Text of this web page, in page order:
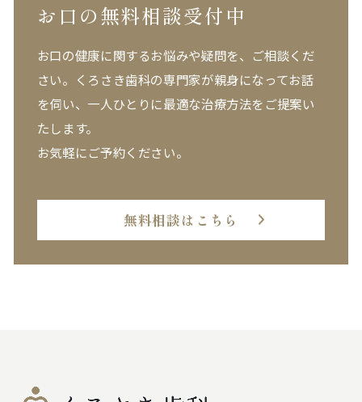
お口の無料相談受付中
お口の健康に関するお悩みや疑問を、ご相談くだ
さい。 くろさき歯科の専門家が親身になってお話
を伺い、一人ひとりに最適な治療方法をご提案い
たします。
お気軽にご予約ください。
無料相談はこちら